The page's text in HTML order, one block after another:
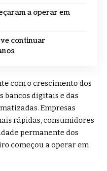
a operar em
continuar
com o crescimento dos
bancos digitais e das
Empresas
rápidas, consumidores
permanente dos
começou a operar em